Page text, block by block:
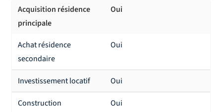
Acquisition résidence
principale
Oui
Achat résidence
secondaire
Oui
Investissement locatif Oui
Construction Oui